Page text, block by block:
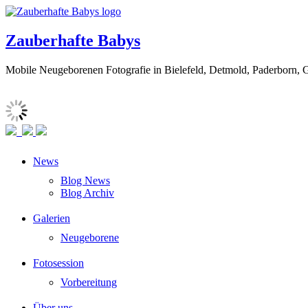
Zauberhafte Babys
Mobile Neugeborenen Fotografie in Bielefeld, Detmold, Paderborn,
News
Blog News
Blog Archiv
Galerien
Neugeborene
Fotosession
Vorbereitung